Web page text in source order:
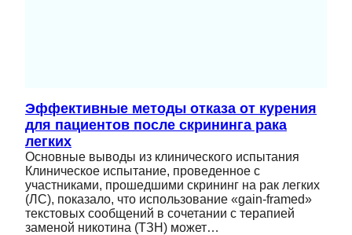
Эффективные методы отказа от курения
для пациентов после скрининга рака
легких
Основные выводы из клинического испытания
Клиническое испытание, проведенное с
участниками, прошедшими скрининг на рак легких
(ЛС), показало, что использование «gain-framed»
текстовых сообщений в сочетании с терапией
заменой никотина (ТЗН) может…